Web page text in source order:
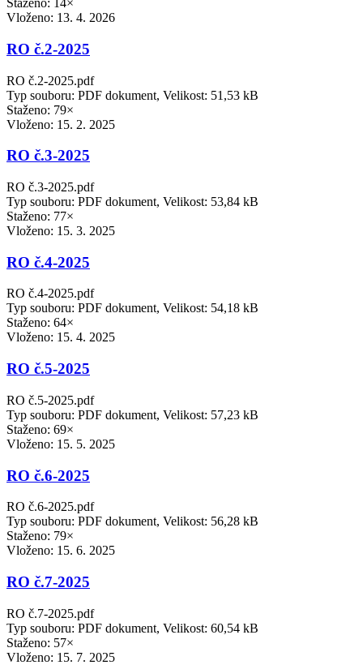
Staženo: 14×
Vloženo: 13. 4. 2026
RO č.2-2025
RO č.2-2025.pdf
Typ souboru: PDF dokument, Velikost: 51,53 kB
Staženo: 79×
Vloženo: 15. 2. 2025
RO č.3-2025
RO č.3-2025.pdf
Typ souboru: PDF dokument, Velikost: 53,84 kB
Staženo: 77×
Vloženo: 15. 3. 2025
RO č.4-2025
RO č.4-2025.pdf
Typ souboru: PDF dokument, Velikost: 54,18 kB
Staženo: 64×
Vloženo: 15. 4. 2025
RO č.5-2025
RO č.5-2025.pdf
Typ souboru: PDF dokument, Velikost: 57,23 kB
Staženo: 69×
Vloženo: 15. 5. 2025
RO č.6-2025
RO č.6-2025.pdf
Typ souboru: PDF dokument, Velikost: 56,28 kB
Staženo: 79×
Vloženo: 15. 6. 2025
RO č.7-2025
RO č.7-2025.pdf
Typ souboru: PDF dokument, Velikost: 60,54 kB
Staženo: 57×
Vloženo: 15. 7. 2025